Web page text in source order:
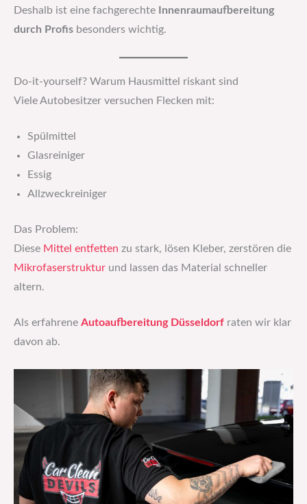
Deshalb ist eine fachgerechte
Innenraumaufbereitung
durch Profis besonders wichtig.
Do-it-yourself? Warum Hausmittel riskant sind
Viele Autobesitzer versuchen Flecken mit:
Spülmittel
Glasreiniger
Essig
Allzweckreiniger
Das Problem:
Diese Mittel entfetten zu stark, lösen Kleber, zerstören die
Mikrofaserstruktur und lassen das Material schneller
altern.
Als erfahrene Autoaufbereitung Düsseldorf raten wir klar
davon ab.